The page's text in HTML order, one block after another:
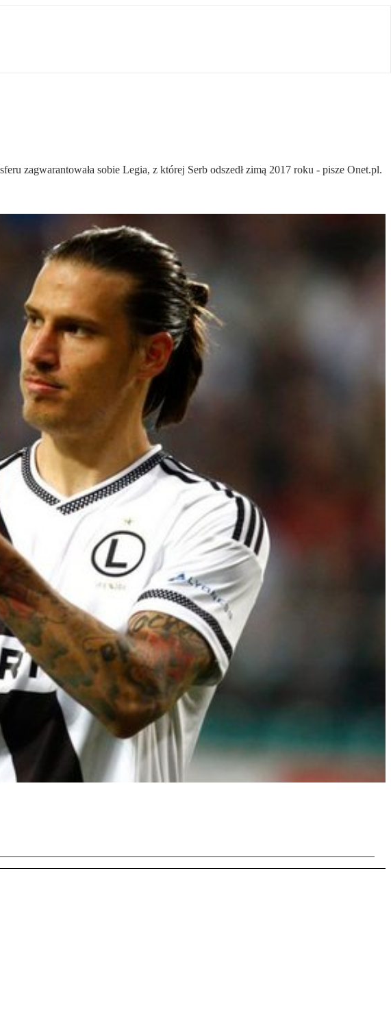
zagwarantowała sobie Legia, z której Serb odszedł zimą 2017 roku - pisze Onet.pl.